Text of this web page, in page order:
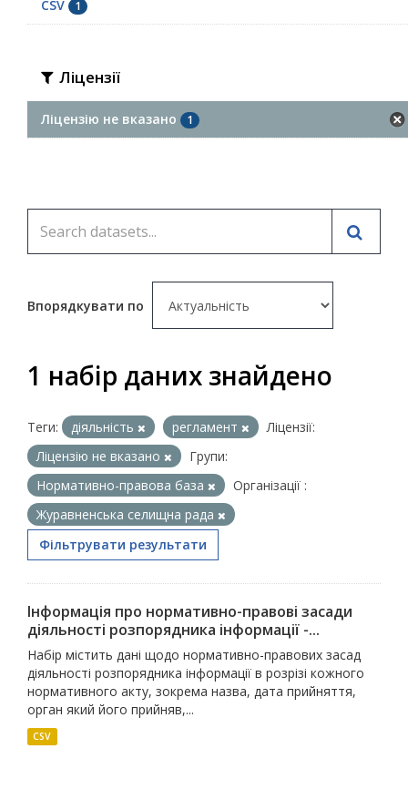
CSV 1
Ліцензії
Ліцензію не вказано 1
Впорядкувати по
1 набір даних знайдено
Теги: діяльність регламент
Ліцензії:
Ліцензію не вказано
Групи:
Нормативно-правова база
Організації :
Журавненська селищна рада
Фільтрувати результати
Інформація про нормативно-правові засади
діяльності розпорядника інформації -...
Набір містить дані щодо нормативно-правових засад
діяльності розпорядника інформації в розрізі кожного
нормативного акту, зокрема назва, дата прийняття,
орган який його прийняв,...
CSV